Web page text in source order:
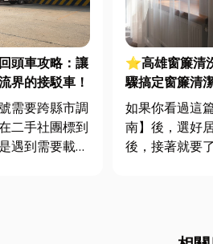
頭車攻略：讓
界的接駁車！
需要跨縣市調
二手社團標到
遇到需要載送
⭐高雄窗簾清
驟搞定窗簾清
鬆搞定！
如果你看過這
南】後，選好
後，接著就要